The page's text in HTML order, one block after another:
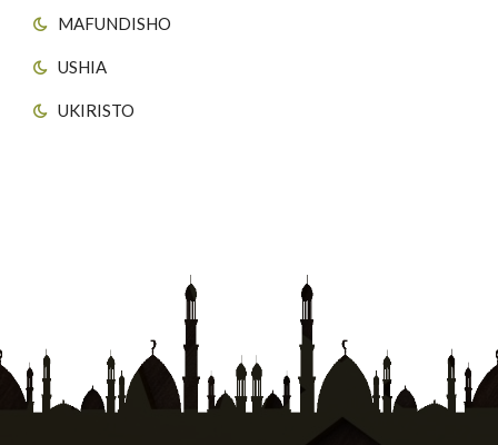
MAFUNDISHO
USHIA
UKIRISTO